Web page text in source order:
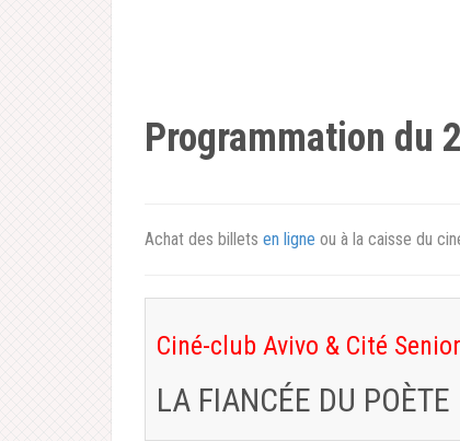
Programmation du
Achat des billets en ligne ou à la caisse du
Ciné-club Avivo & Cité Senior
LA FIANCÉE DU POÈTE